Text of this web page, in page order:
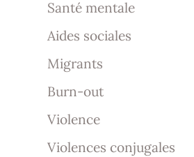
Santé mentale
Aides sociales
Migrants
Burn-out
Violence
Violences conjugales